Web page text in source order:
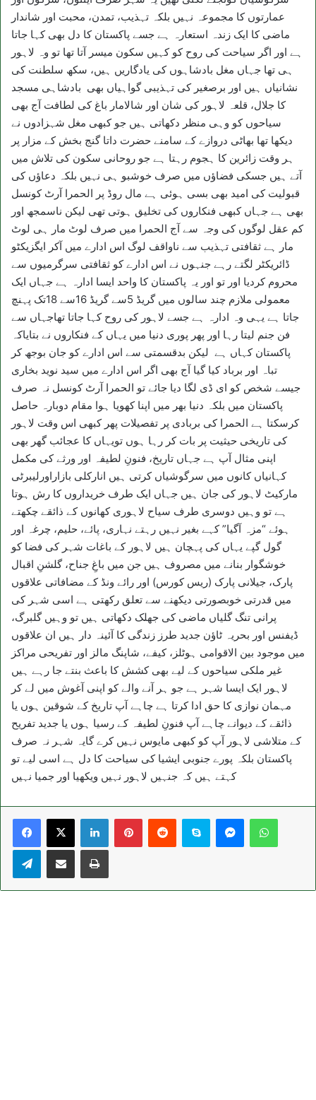
عمارتوں کا مجموعہ نہیں بلکہ تہذیب، تمدن، محبت اور شاندار
ماضی کا ایک زندہ استعارہ ہے جسے پاکستان کا دل بھی کہا جاتا
ہے اور اگر سیاحت کی روح کو کہیں سکون میسر آتا تھا تو وہ لاہور
ہی تھا جہاں مغل بادشاہوں کی یادگاریں ہیں، سکھ سلطنت کی
نشانیاں ہیں اور برصغیر کی تہذیبی گواہیاں بھی بادشاہی مسجد
کا جلال، قلعہ لاہور کی شان اور شالامار باغ کی لطافت آج بھی
سیاحوں کو وہی منظر دکھاتی ہیں جو کبھی مغل شہزادوں نے
دیکھا تھا بھاٹی دروازے کے سامنے حضرت داتا گنج بخش کے مزار پر
ہر وقت زائرین کا ہجوم رہتا ہے جو روحانی سکون کی تلاش میں
آتے ہیں جسکی فضاؤں میں صرف خوشبو ہی نہیں بلکہ دعاؤں کی
قبولیت کی امید بھی بسی ہوئی ہے مال روڈ پر الحمرا آرٹ کونسل
بھی ہے جہاں کبھی فنکاروں کی تخلیق ہوتی تھی لیکن ناسمجھ اور
کم عقل لوگوں کی وجہ سے آج الحمرا میں صرف لوٹ مار ہی لوٹ
مار ہے ثقافتی تہذیب سے ناواقف لوگ اس ادارے میں آکر ایگزیکٹو
ڈائریکٹر لگتے رہے جنہوں نے اس ادارے کو ثقافتی سرگرمیوں سے
محروم کردیا اور تو اور یہ پاکستان کا واحد ایسا ادارہ ہے جہاں ایک
معمولی ملازم چند سالوں میں گریڈ 5سے گریڈ 16سے 18تک پہنچ
جاتا ہے یہی وہ ادارہ ہے جسے لاہور کی روح کہا جاتا تھاجہاں سے
فن جنم لیتا رہا اور پھر پوری دنیا میں یہاں کے فنکاروں نے بتایاکہ
پاکستان کہاں ہے لیکن بدقسمتی سے اس ادارے کو جان بوجھ کر
تباہ اور برباد کیا گیا آج بھی اگر اس ادارے میں سید نوید بخاری
جیسے شخص کو ای ڈی لگا دیا جائے تو الحمرا آرٹ کونسل نہ صرف
پاکستان میں بلکہ دنیا بھر میں اپنا کھویا ہوا مقام دوبارہ حاصل
کرسکتا ہے الحمرا کی بربادی پر تفصیلات پھر کبھی اس وقت لاہور
کی تاریخی حیثیت پر بات کر رہا ہوں تویہاں کا عجائب گھر بھی
اپنی مثال آپ ہے جہاں تاریخ، فنونِ لطیفہ اور ورثے کی مکمل
کہانیاں کانوں میں سرگوشیاں کرتی ہیں انارکلی بازاراورلیبرٹی
مارکیٹ لاہور کی جان ہیں جہاں ایک طرف خریداروں کا رش ہوتا
ہے تو وہیں دوسری طرف سیاح لاہوری کھانوں کے ذائقے چکھتے
ہوئے “مزہ آگیا” کہے بغیر نہیں رہتے نہاری، پائے، حلیم، چرغہ اور
گول گپے یہاں کی پہچان ہیں لاہور کے باغات شہر کی فضا کو
خوشگوار بنانے میں مصروف ہیں جن میں باغِ جناح، گلشنِ اقبال
پارک، جیلانی پارک (ریس کورس) اور رائے ونڈ کے مضافاتی علاقوں
میں قدرتی خوبصورتی دیکھنے سے تعلق رکھتی ہے اسی شہر کی
پرانی تنگ گلیاں ماضی کی جھلک دکھاتی ہیں تو وہیں گلبرگ،
ڈیفنس اور بحریہ ٹاؤن جدید طرز زندگی کا آئینہ دار ہیں ان علاقوں
میں موجود بین الاقوامی ہوٹلز، کیفے، شاپنگ مالز اور تفریحی مراکز
غیر ملکی سیاحوں کے لیے بھی کشش کا باعث بنتے جا رہے ہیں
لاہور ایک ایسا شہر ہے جو ہر آنے والے کو اپنی آغوش میں لے کر
مہمان نوازی کا حق ادا کرتا ہے چاہے آپ تاریخ کے شوقین ہوں یا
ذائقے کے دیوانے چاہے آپ فنونِ لطیفہ کے رسیا ہوں یا جدید تفریح
کے متلاشی لاہور آپ کو کبھی مایوس نہیں کرے گایہ شہر نہ صرف
پاکستان بلکہ پورے جنوبی ایشیا کی سیاحت کا دل ہے اسی لیے تو
کہتے ہیں کہ جنہیں لاہور نہیں ویکھیا اور جمیا نہیں
LinkedInPinterestReddit Skype Messenger
TelegramShare via Email Print